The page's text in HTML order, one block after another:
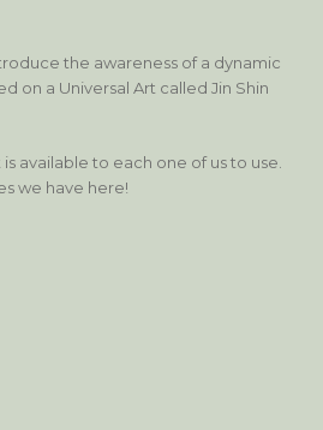
the awareness of a dynamic
on a Universal Art called Jin Shin
available to each one of us to use.
we have here!